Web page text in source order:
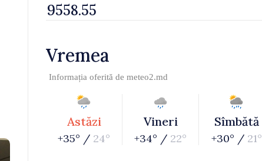
Vremea
Informația oferită de meteo2.md
Astăzi
+35° / 24°
Vineri
+34° / 22°
Sîmbătă
+30° / 21°